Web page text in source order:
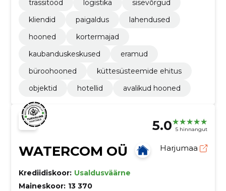
trassitööd
logistika
sisevõrgud
kliendid
paigaldus
lahendused
hooned
kortermajad
kaubanduskeskused
eramud
büroohooned
küttesüsteemide ehitus
objektid
hotellid avalikud hooned
5.0 5 hinnangut
WATERCOM OÜ Harjumaa
Krediidiskoor: Usaldusväärne
Maineskoor: 13 370